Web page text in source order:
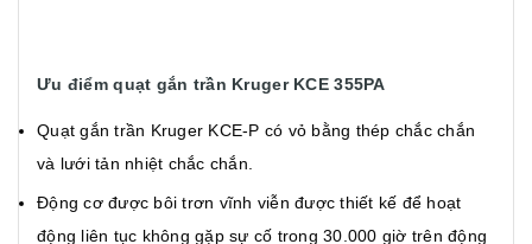
Ưu điểm quạt gắn trần Kruger KCE 355PA
Quạt gắn trần Kruger KCE-P có vỏ bằng thép chắc chắn
và lưới tản nhiệt chắc chắn.
Động cơ được bôi trơn vĩnh viễn được thiết kế để hoạt
động liên tục không gặp sự cố trong 30.000 giờ trên động